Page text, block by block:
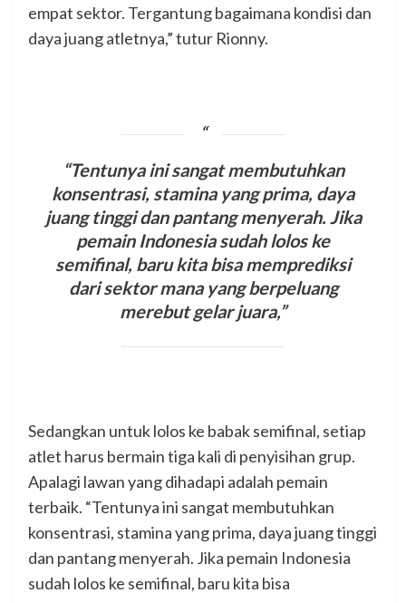
empat sektor. Tergantung bagaimana kondisi dan
daya juang atletnya,” tutur Rionny.
“Tentunya ini sangat membutuhkan
konsentrasi, stamina yang prima, daya
juang tinggi dan pantang menyerah. Jika
pemain Indonesia sudah lolos ke
semifinal, baru kita bisa memprediksi
dari sektor mana yang berpeluang
merebut gelar juara,”
Sedangkan untuk lolos ke babak semifinal, setiap
atlet harus bermain tiga kali di penyisihan grup.
Apalagi lawan yang dihadapi adalah pemain
terbaik. “Tentunya ini sangat membutuhkan
konsentrasi, stamina yang prima, daya juang tinggi
dan pantang menyerah. Jika pemain Indonesia
sudah lolos ke semifinal, baru kita bisa